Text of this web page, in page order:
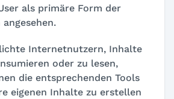
als primäre Form der
Internetnutzern, Inhalte
oder zu lesen,
die entsprechenden Tools
eigenen Inhalte zu erstellen